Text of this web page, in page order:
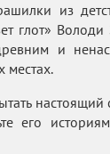
из
глот»
и
настоящий
его